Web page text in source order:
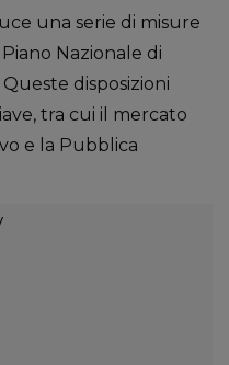
una serie di misure
Nazionale di
Queste disposizioni
tra cui il mercato
e la Pubblica